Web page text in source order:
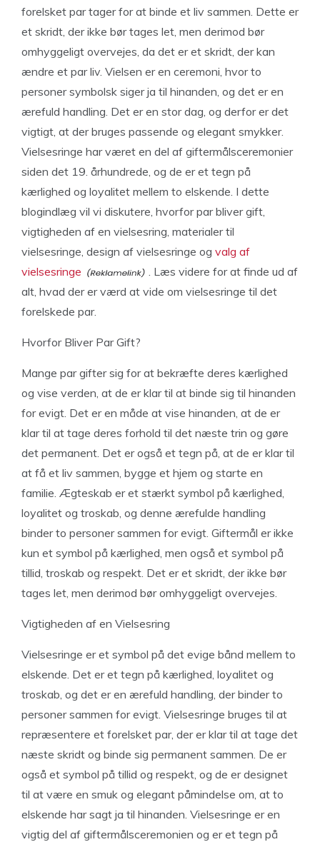
forelsket par tager for at binde et liv sammen. Dette er
et skridt, der ikke bør tages let, men derimod bør
omhyggeligt overvejes, da det er et skridt, der kan
ændre et par liv. Vielsen er en ceremoni, hvor to
personer symbolsk siger ja til hinanden, og det er en
ærefuld handling. Det er en stor dag, og derfor er det
vigtigt, at der bruges passende og elegant smykker.
Vielsesringe har været en del af giftermålsceremonier
siden det 19. århundrede, og de er et tegn på
kærlighed og loyalitet mellem to elskende. I dette
blogindlæg vil vi diskutere, hvorfor par bliver gift,
vigtigheden af en vielsesring, materialer til
vielsesringe, design af vielsesringe og valg af
vielsesringe
. Læs videre for at finde ud af
alt, hvad der er værd at vide om vielsesringe til det
forelskede par.
Hvorfor Bliver Par Gift?
Mange par gifter sig for at bekræfte deres kærlighed
og vise verden, at de er klar til at binde sig til hinanden
for evigt. Det er en måde at vise hinanden, at de er
klar til at tage deres forhold til det næste trin og gøre
det permanent. Det er også et tegn på, at de er klar til
at få et liv sammen, bygge et hjem og starte en
familie. Ægteskab er et stærkt symbol på kærlighed,
loyalitet og troskab, og denne ærefulde handling
binder to personer sammen for evigt. Giftermål er ikke
kun et symbol på kærlighed, men også et symbol på
tillid, troskab og respekt. Det er et skridt, der ikke bør
tages let, men derimod bør omhyggeligt overvejes.
Vigtigheden af en Vielsesring
Vielsesringe er et symbol på det evige bånd mellem to
elskende. Det er et tegn på kærlighed, loyalitet og
troskab, og det er en ærefuld handling, der binder to
personer sammen for evigt. Vielsesringe bruges til at
repræsentere et forelsket par, der er klar til at tage det
næste skridt og binde sig permanent sammen. De er
også et symbol på tillid og respekt, og de er designet
til at være en smuk og elegant påmindelse om, at to
elskende har sagt ja til hinanden. Vielsesringe er en
vigtig del af giftermålsceremonien og er et tegn på